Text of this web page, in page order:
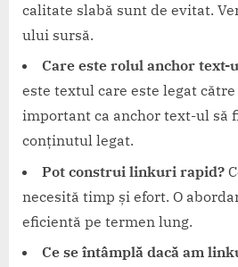
calitate slabă sunt de evitat.
ului sursă.
Care este rolul anchor text-
este textul care este legat
important ca anchor text-ul să
conținutul legat.
Pot construi linkuri rapid?
necesită timp și efort. O
eficientă pe termen lung.
Ce se întâmplă dacă am